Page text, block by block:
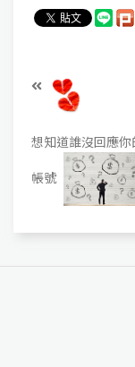
想知道誰沒回應
帳號